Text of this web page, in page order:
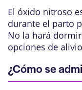
El óxido nitroso
durante el parto
No la hará
opciones de
¿Cómo se